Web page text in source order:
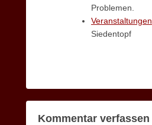
Problemen.
Veranstaltungen
Siedentopf
Kommentar verfassen